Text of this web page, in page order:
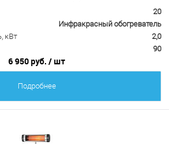
20
Инфракрасный обогреватель
кВт
2,0
90
6 950 руб. / шт
Подробнее